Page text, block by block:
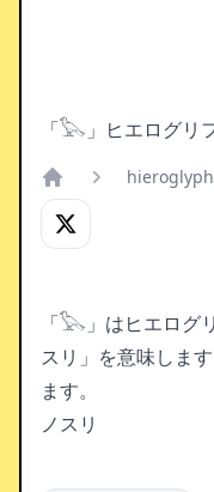
「𓅂」ヒエログリ
Home
hieroglyph
「𓅂」はヒエログ
スリ」を意味します
ます。
ノスリ